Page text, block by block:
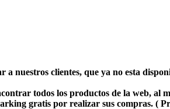
a nuestros clientes, que ya no esta
todos los productos de la web, al
gratis por realizar sus compras. (